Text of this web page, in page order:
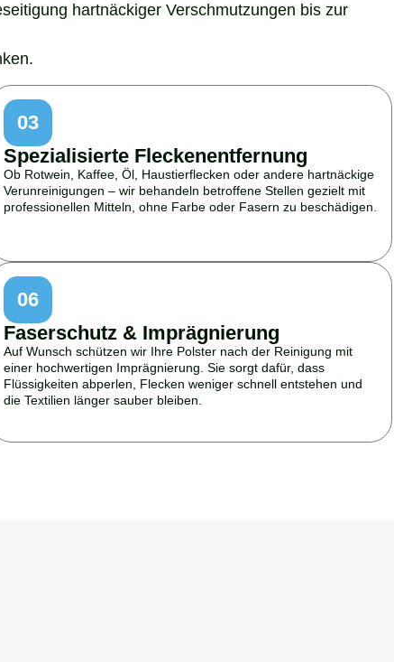
hartnäckiger Verschmutzungen bis zur
03
Spezialisierte Fleckenentfernung
Ob Rotwein, Kaffee, Öl, Haustierflecken oder andere hartnäckige
Verunreinigungen – wir behandeln betroffene Stellen gezielt mit
professionellen Mitteln, ohne Farbe oder Fasern zu beschädigen.
06
Faserschutz & Imprägnierung
Auf Wunsch schützen wir Ihre Polster nach der Reinigung mit
einer hochwertigen Imprägnierung. Sie sorgt dafür, dass
Flüssigkeiten abperlen, Flecken weniger schnell entstehen und
die Textilien länger sauber bleiben.